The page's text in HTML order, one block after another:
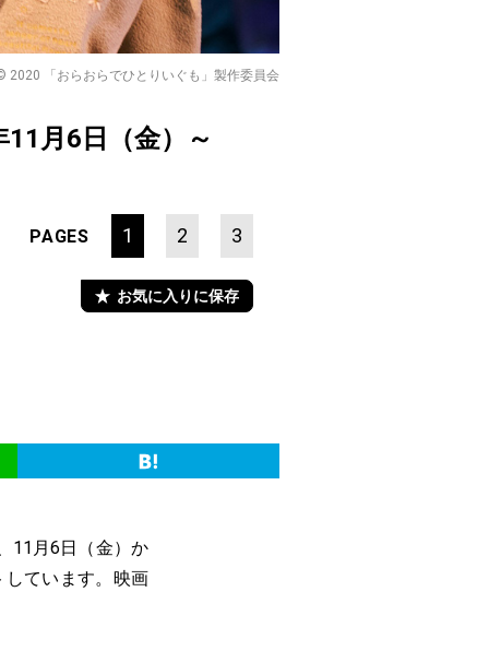
2020 「おらおらでひとりいぐも」製作委員会
月6日（金）～
PAGES 1 2 3
お気に入りに保存
11月6日（金）か
ています。映画